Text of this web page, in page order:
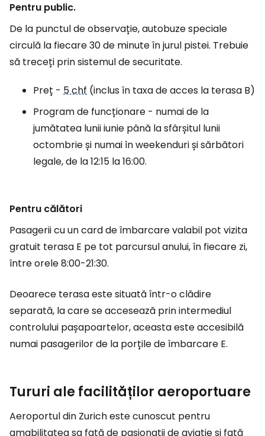
Pentru public.
De la punctul de observație, autobuze speciale
circulă la fiecare 30 de minute în jurul pistei. Trebuie
să treceți prin sistemul de securitate.
Preț - 5 chf (inclus în taxa de acces la terasa B)
Program de funcționare - numai de la
jumătatea lunii iunie până la sfârșitul lunii
octombrie și numai în weekenduri și sărbători
legale, de la 12:15 la 16:00.
Pentru călători
Pasagerii cu un card de îmbarcare valabil pot vizita
gratuit terasa E pe tot parcursul anului, în fiecare zi,
între orele 8:00-21:30.
Deoarece terasa este situată într-o clădire
separată, la care se accesează prin intermediul
controlului pașapoartelor, aceasta este accesibilă
numai pasagerilor de la porțile de îmbarcare E.
Tururi ale facilităților aeroportuare
Aeroportul din Zurich este cunoscut pentru
amabilitatea sa față de pasionații de aviație și față